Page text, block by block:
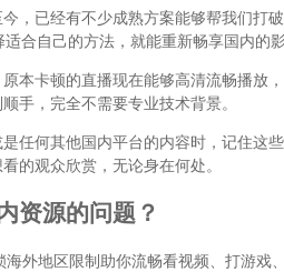
，已经有不少成熟方案能够帮我们打
合自己的方法，就能重新畅享国内的影
本卡顿的直播现在能够高清流畅播放
手，完全不需要专业技术背景。
任何其他国内平台的内容时，记住这
的观众欣赏，无论身在何处。
资源的问题？
外地区限制助你流畅看视频、打游戏